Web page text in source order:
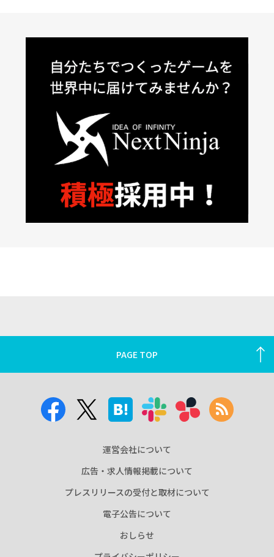
PAGE TOP
運営会社について
広告・求人情報掲載について
プレスリリースの受付と取材について
電子公告について
おしらせ